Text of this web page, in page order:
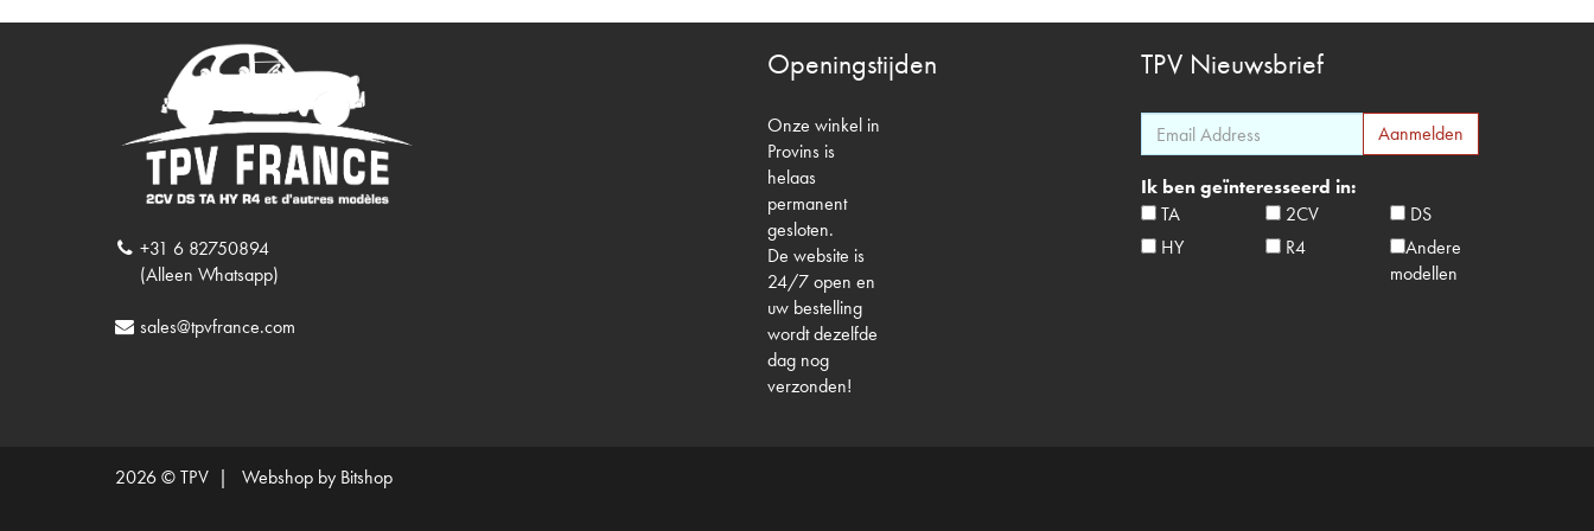
+31 6 82750894
(Alleen Whatsapp)
sales@tpvfrance.com
Openingstijden
Onze winkel in
Provins is
helaas
permanent
gesloten.
De website is
24/7 open en
uw bestelling
wordt dezelfde
dag nog
verzonden!
TPV Nieuwsbrief
Ik ben geïnteresseerd in:
TA
2CV
DS
HY
R4
Andere
modellen
2026 © TPV | Webshop by Bitshop